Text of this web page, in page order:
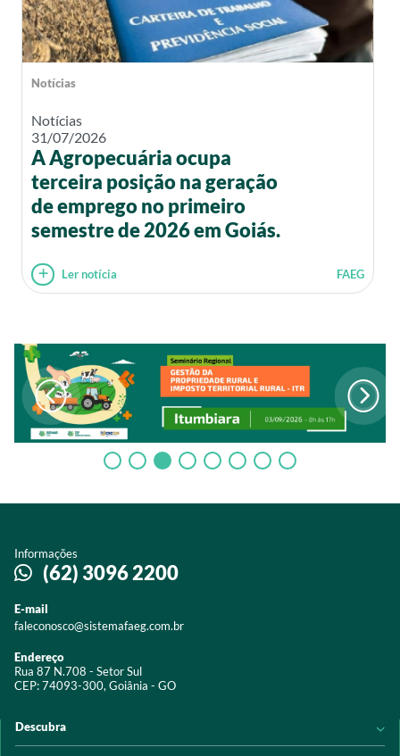
Notícias
Notícias
31/07/2026
A Agropecuária ocupa
terceira posição na geração
de emprego no primeiro
semestre de 2026 em Goiás.
Ler notícia FAEG
Informações
(62) 3096 2200
E-mail
faleconosco@sistemafaeg.com.br
Endereço
Rua 87 N.708 - Setor Sul
CEP: 74093-300, Goiânia - GO
Descubra